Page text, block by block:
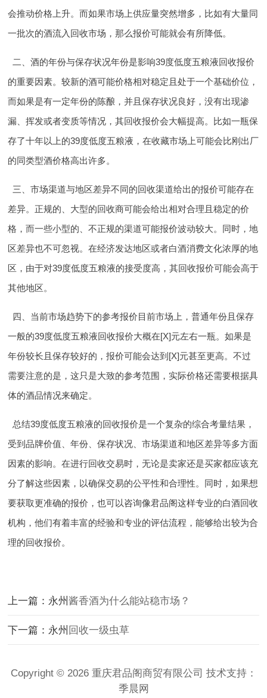
会推动价格上升。而如果市场上供应量突然增多，比如有大量同
一批次的酒流入回收市场，那么报价可能就会有所降低。
二、酒的年份与保存状况年份是影响39度低度五粮液回收报价
的重要因素。较新的酒可能价格相对稳定且处于一个基础价位，
而如果是有一定年份的陈酿，并且保存状况良好，没有出现渗
漏、挥发或者变质等情况，其回收报价会大幅提高。比如一瓶保
存了十年以上的39度低度五粮液，在收藏市场上可能会比刚出厂
的同类型酒价格高出许多。
三、市场渠道与地区差异不同的回收渠道给出的报价可能存在
差异。正规的、大型的回收商可能会给出相对合理且稳定的价
格，而一些小型的、不正规的渠道可能报价波动较大。同时，地
区差异也不可忽视。在经济发达地区或者白酒消费文化浓厚的地
区，由于对39度低度五粮液的接受度高，其回收报价可能会高于
其他地区。
四、当前市场趋势下的参考报价目前市场上，普通年份且保存
一般的39度低度五粮液回收报价大概在[X]元左右一瓶。如果是
年份较长且保存较好的，报价可能会达到[X]元甚至更高。不过
需要注意的是，这只是大致的参考范围，实际价格还需要根据具
体的酒品情况来确定。
总结39度低度五粮液的回收报价是一个复杂的综合考量结果，
受到品牌价值、年份、保存状况、市场渠道和地区差异等多方面
因素的影响。在进行回收交易时，无论是卖家还是买家都应该充
分了解这些因素，以确保交易的公平性和合理性。同时，如果想
要获取更准确的报价，也可以咨询像君品阁这样专业的白酒回收
机构，他们有着丰富的经验和专业的评估流程，能够给出较为合
理的回收报价。
上一篇：永州酱香酒为什么能站稳市场？
下一篇：永州 回收一级虫草
Copyright © 2026 重庆君品阁商贸有限公司 技术支持：
季晨网